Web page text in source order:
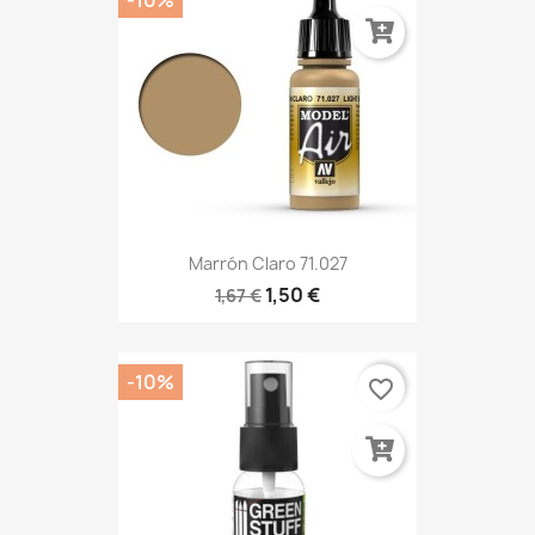
Marrón Claro 71.027
1,67 € 1,50 €
-10% favorite_border